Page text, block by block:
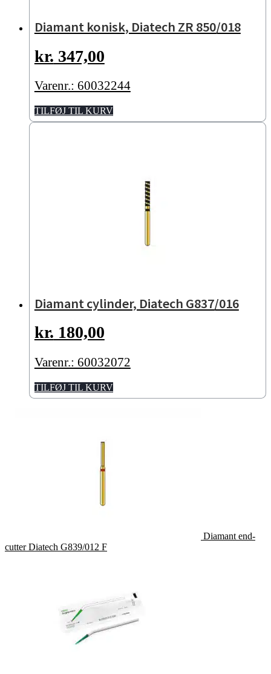
Diamant konisk, Diatech ZR 850/018
kr. 347,00
Varenr.: 60032244
TILFØJ TIL KURV
Diamant cylinder, Diatech G837/016
kr. 180,00
Varenr.: 60032072
TILFØJ TIL KURV
Diamant end-
cutter Diatech G839/012 F